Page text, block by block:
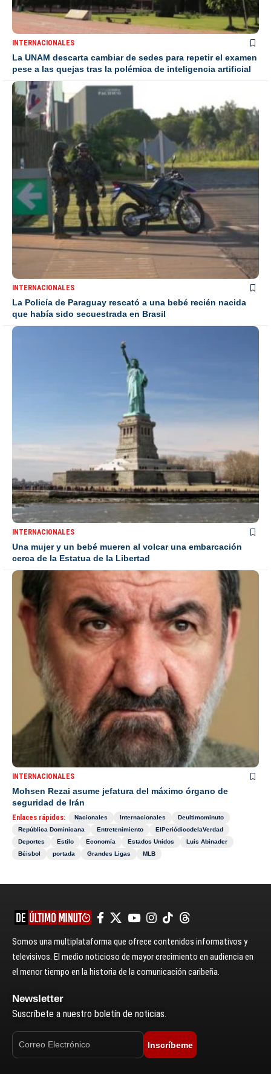
INTERNACIONALES
La UNAM descarta cambiar de sedes para repetir el examen
pese a las quejas tras la polémica de inteligencia artificial
INTERNACIONALES
La Policía de Paraguay rescató a una bebé recién nacida
que había sido secuestrada en Brasil
INTERNACIONALES
Una mujer y un bebé mueren al volcar una embarcación
cerca de la Estatua de la Libertad
INTERNACIONALES
Mohsen Rezai asume jefatura del máximo órgano de
seguridad de Irán
Enlaces rápidos: Nacionales Internacionales
Deultimominuto
República Dominicana
Entretenimiento
ElPeriódicodelaVerdad
Deportes
Estilo Economía Estados Unidos
Luis Abinader
Béisbol
portada Grandes Ligas MLB
Somos una multiplataforma que ofrece contenidos informativos y
televisivos. El medio noticioso de mayor crecimiento en audiencia en
el menor tiempo en la historia de la comunicación caribeña.
Newsletter
Suscríbete a nuestro boletín de noticias.
Inscríbeme